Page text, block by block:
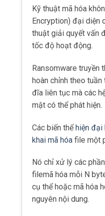
Kỹ thuật mã hóa
Encryption) đại diện
thuật giải quyết vấn
tốc độ hoạt động.
Ransomware truyền
hoàn chỉnh theo
đĩa liên tục mà các
mật có thể phát hiện.
Các biến thểhiện đại
khai mã hóa file một
Nó chỉ xử lý các
filemã hóa mỗi N
cụ thể hoặc mã hóa
nguyên nội dung.